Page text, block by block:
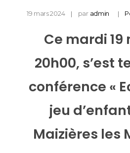
19 mars 2024 par admin
Ce mardi 19
20h00, s’est
conférence «
jeu
Maizières les